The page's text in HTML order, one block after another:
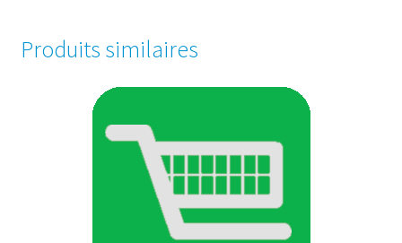
Produits similaires